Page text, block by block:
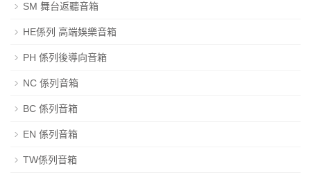
SM 舞台返聽音箱
HE係列 高端娛樂音箱
PH 係列後導向音箱
NC 係列音箱
BC 係列音箱
EN 係列音箱
TW係列音箱